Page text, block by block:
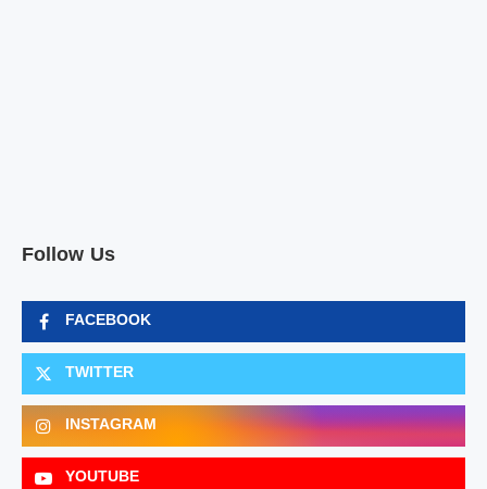
Follow Us
FACEBOOK
TWITTER
INSTAGRAM
YOUTUBE